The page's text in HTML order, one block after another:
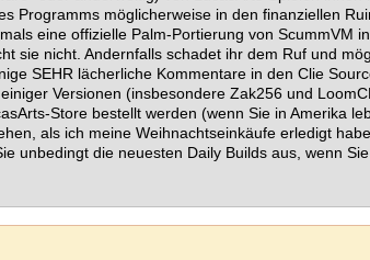
Programms möglicherweise in den finanziellen
eine offizielle Palm-Portierung von ScummVM
sie nicht. Andernfalls schadet ihr dem Ruf und
SEHR lächerliche Kommentare in den Clie
Versionen (insbesondere Zak256 und
Store bestellt werden (wenn Sie in Amerika
als ich meine Weihnachtseinkäufe erledigt habe.
unbedingt die neuesten Daily Builds aus, wenn